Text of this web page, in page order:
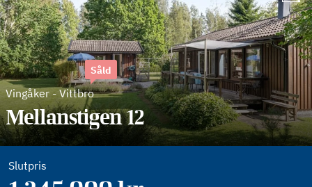
Vingåker-Vittbro
Såld
Mellanstigen 12
Slutpris